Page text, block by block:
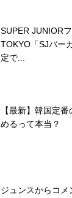
SUPER JUNIOR
TOKYO「SJバー
定で...
【最新】韓国定
めるって本当？
ジュンスからコ